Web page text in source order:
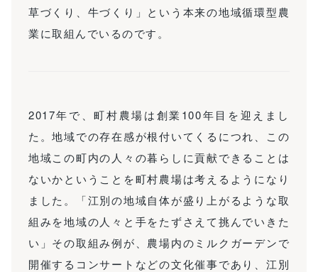
草づくり、牛づくり」という本来の地域循環型農
業に取組んでいるのです。
2017年で、町村農場は創業100年目を迎えまし
た。地域での存在感が根付いてくるにつれ、この
地域この町内の人々の暮らしに貢献できることは
ないかということを町村農場は考えるようになり
ました。「江別の地域自体が盛り上がるような取
組みを地域の人々と手をたずさえて挑んでいきた
い」その取組み例が、農場内のミルクガーデンで
開催するコンサートなどの文化催事であり、江別